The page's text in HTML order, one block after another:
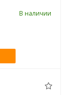
В наличии